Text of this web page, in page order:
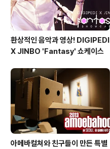
환상적인 음악과 영상! DIGIPEDI
X JINBO 'Fantasy' 쇼케이스
아메바컬쳐와 친구들이 만든 특별